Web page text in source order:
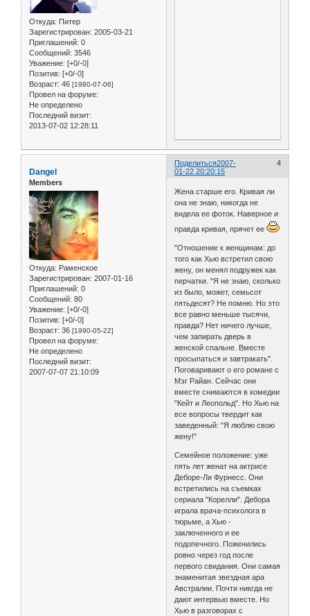
Откуда: Питер
Зарегистрирован: 2005-03-21
Приглашений: 0
Сообщений: 3546
Уважение: [+0/-0]
Позитив: [+0/-0]
Возраст: 46 [1980-07-06]
Провел на форуме:
Не определено
Последний визит:
2013-07-02 12:28:11
Поделиться 4
2007-
01-22 20:20:15
Dangel
Members
Откуда: Раменское
Зарегистрирован: 2007-01-16
Приглашений: 0
Сообщений: 80
Уважение: [+0/-0]
Позитив: [+0/-0]
Возраст: 36 [1990-05-22]
Провел на форуме:
Не определено
Последний визит:
2007-07-07 21:10:09
Жена старше его. Кривая ли
она не знаю, никогда не
видела ее фоток. Наверное и
правда кривая, прячет ее
"Отношение к женщинам: до
того как Хью встретил свою
жену, он менял подружек как
перчатки. "Я не знаю, сколько
из было, может, семьсот
пятьдесят? Не помню. Но это
все равно меньше тысячи,
правда? Нет ничего лучше,
чем запирать дверь в
женской спальне. Вместе
просыпаться и завтракать".
Поговаривают о его романе с
Мэг Райан. Сейчас они
вместе снимаются в комедии
"Кейт и Леопольд". Но Хью на
все вопросы твердит как
заведенный: "Я люблю свою
жену!"
Семейное положение: уже
пять лет женат на актрисе
Деборе-Ли Фурнесс. Они
встретились на съемках
сериала "Корелли". Дебора
играла врача-психолога в
тюрьме, а Хью -
заключенного и ее
подопечного. Поженились
ровно через год после
первого свидания. Они самая
знаменитая звездная ара
Австралии. Почти никгда не
дают интервью вместе. Но
Хью в разговорах с